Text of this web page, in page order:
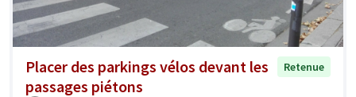
Placer des parkings vélos devant les
passages piétons
Retenue